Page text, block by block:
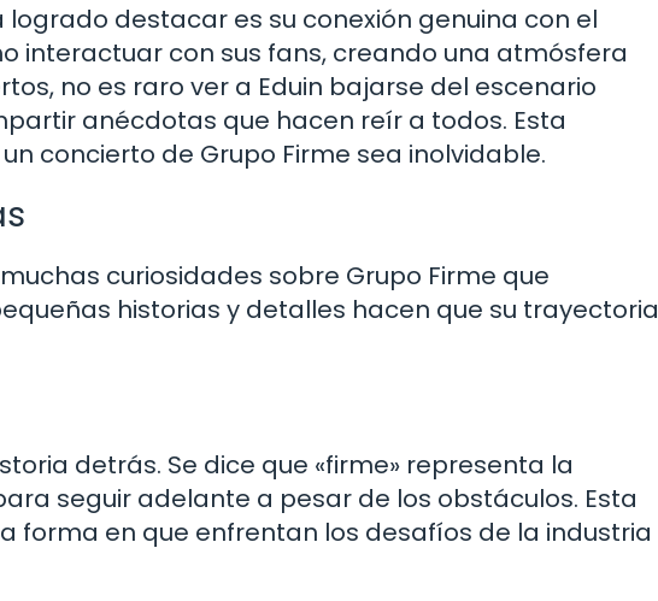
destacar es su conexión genuina con el
interactuar con sus fans, creando una atmósfera
no es raro ver a Eduin bajarse del escenario
anécdotas que hacen reír a todos. Esta
concierto de Grupo Firme sea inolvidable.
curiosidades sobre Grupo Firme que
historias y detalles hacen que su trayectoria
detrás. Se dice que «firme» representa la
seguir adelante a pesar de los obstáculos. Esta
forma en que enfrentan los desafíos de la industria